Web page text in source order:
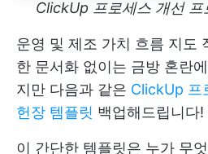
ClickUp 프로세스 개선
운영 및 제조 가치 흐름 지도
한 문서화 없이는 금방 혼란
지만 다음과 같은 ClickUp 프
헌장 템플릿 백업해드립니다!
이 간단한 템플릿은 누가 무